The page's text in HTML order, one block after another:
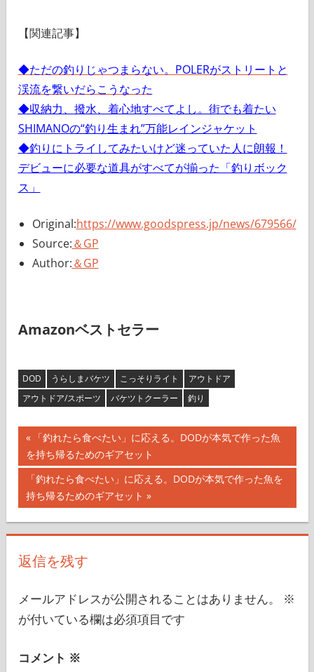
【関連記事】
◆ただの釣りじゃつまらない。POLERがストリートと
渓流を繋いだらこうなった
◆収納力、撥水、着心地すべてよし。街でも着たい
SHIMANOの“釣り生まれ”万能レインジャケット
◆釣りにトライしてみたいけど迷っていた人に朗報！
デビューに必要な道具がすべてが揃った「釣りボック
ス」
Original:https://www.goodspress.jp/news/679566/
Source:＆GP
Author:＆GP
Amazonベストセラー
DOD うらしまバケツ こっそりライト
アウトドア
アウトドア/スポーツ
バケツトクーラー 釣り
投
稿
ナ
ビ
ゲ
ー
シ
ョ
ン
前
の
記
事:
「釣れたら食べたい」に応える。DODが本気で作った魚
を持ち帰るためのギアセット
次
の
記
「釣れたら食べたい」に応える。DODが本気で作った魚を
持ち帰るためのギアセット
返信を残す
メールアドレスが公開されることはありません。
※
が付いている欄は必須項目です
コメント ※